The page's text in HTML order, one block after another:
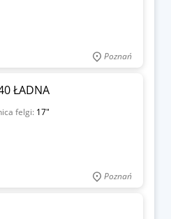
Poznań
ŁADNA
felgi: 17"
Poznań